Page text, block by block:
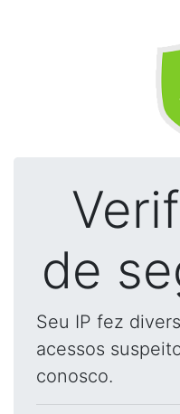
de
Seu IP fez
acessos
conosco.